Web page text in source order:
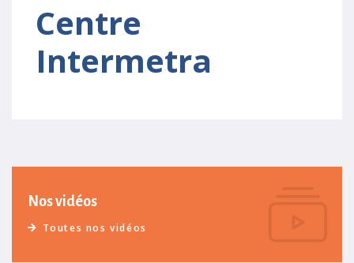
Centre
Intermetra
Nos vidéos
Toutes nos vidéos